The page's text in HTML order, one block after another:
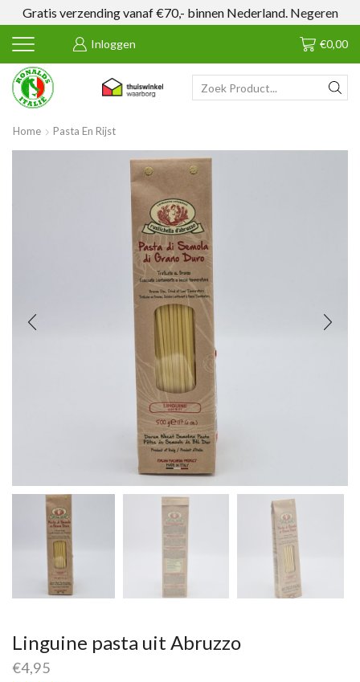
Gratis verzending vanaf €70,- binnen Nederland. Negeren
Inloggen €0,00
SEARCH
Home Pasta En Rijst
Linguine pasta uit Abruzzo
€4,95